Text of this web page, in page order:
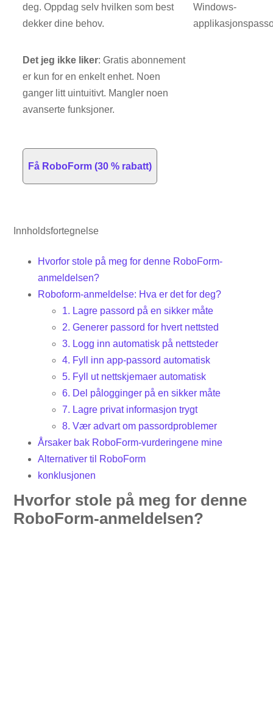
deg. Oppdag selv hvilken som best
dekker dine behov.
Windows-
Det jeg ikke liker: Gratis abonnement
er kun for en enkelt enhet. Noen
ganger litt uintuitivt. Mangler noen
avanserte funksjoner.
Få RoboForm (30 % rabatt)
Innholdsfortegnelse
Hvorfor stole på meg for denne RoboForm-
anmeldelsen?
Roboform-anmeldelse: Hva er det for deg?
1. Lagre passord på en sikker måte
2. Generer passord for hvert nettsted
3. Logg inn automatisk på nettsteder
4. Fyll inn app-passord automatisk
5. Fyll ut nettskjemaer automatisk
6. Del pålogginger på en sikker måte
7. Lagre privat informasjon trygt
8. Vær advart om passordproblemer
Årsaker bak RoboForm-vurderingene mine
Alternativer til RoboForm
konklusjonen
Hvorfor stole på meg for denne
RoboForm-anmeldelsen?